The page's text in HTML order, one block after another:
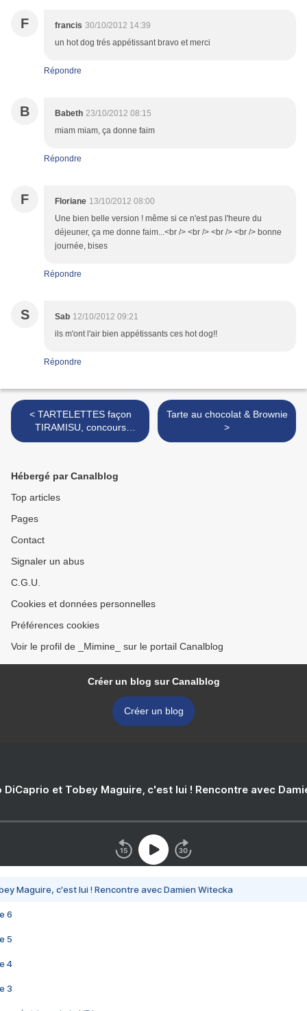
F francis 30/10/2012 14:39
un hot dog trés appétissant bravo et merci
Répondre
B Babeth 23/10/2012 08:15
miam miam, ça donne faim
Répondre
F Floriane 13/10/2012 08:00
Une bien belle version ! même si ce n'est pas l'heure du
déjeuner, ça me donne faim...<br /> <br /> <br /> <br /> bonne
journée, bises
Répondre
S Sab 12/10/2012 09:21
ils m'ont l'air bien appétissants ces hot dog!!
Répondre
< TARTELETTES façon
TIRAMISU, concours
Bridélice –> besoin de vos
Tarte au chocolat & Brownie
>
Hébergé par Canalblog
Top articles
Pages
Contact
Signaler un abus
C.G.U.
Cookies et données personnelles
Préférences cookies
Voir le profil de _Mimine_ sur le portail Canalblog
Créer un blog sur Canalblog
Créer un blog
DiCaprio et Tobey Maguire, c'est lui ! Rencontre avec
Maguire, c'est lui ! Rencontre avec Damien Witecka
6
5
4
3